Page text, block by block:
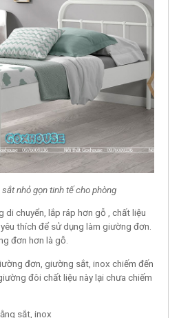
nhỏ gọn tinh tế cho phòng
chuyển, lắp ráp hơn gỗ , chất liệu
thích để sử dụng làm giường đơn.
đơn hơn là gỗ.
đơn, giường sắt, inox chiếm đến
đôi chất liệu này lại chưa chiếm
sắt, inox